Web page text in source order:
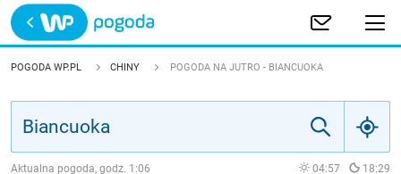
Trwa ładowanie
POLSKA
POGODA WP.PL CHINY POGODA NA JUTRO - BIANCUOKA
Aktualna pogoda, godz. 1:06 04:57 18:29